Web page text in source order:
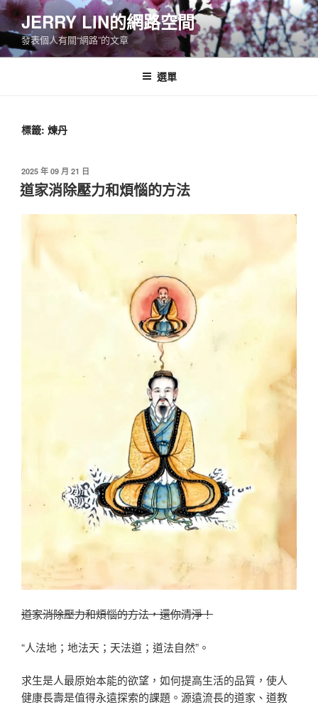
跳
至
主
要
JERRY LIN的網路空間
發表個人有關“網路”的文章
選單
標籤: 煉丹
發
佈
於
2025 年 09 月 21 日
道家消除壓力和煩惱的方法
道家消除壓力和煩惱的方法，還你清淨！
“人法地；地法天；天法道；道法自然”。
求生是人最原始本能的欲望，如何提高生活的品質，使人
健康長壽是值得永遠探索的課題。源遠流長的道家、道教